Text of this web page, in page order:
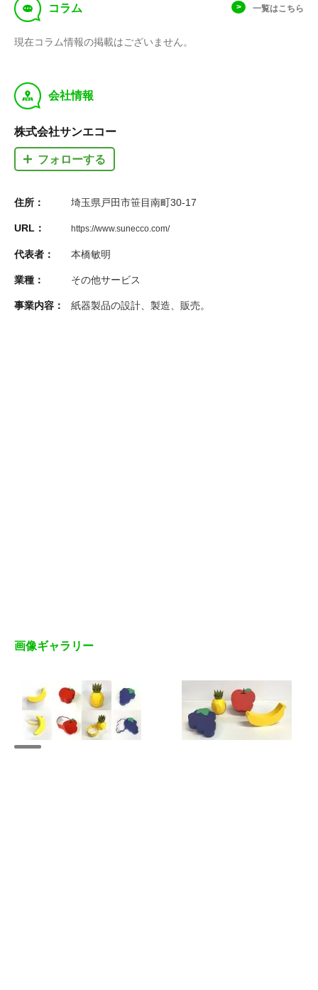
f コラム 一覧はこちら
現在コラム情報の掲載はございません。
y 会社情報
株式会社サンエコー
フォローする
住所： 埼玉県戸田市笹目南町30-17
URL： https://www.sunecco.com/
代表者： 本橋敏明
業種： その他サービス
事業内容： 紙器製品の設計、製造、販売。
画像ギャラリー